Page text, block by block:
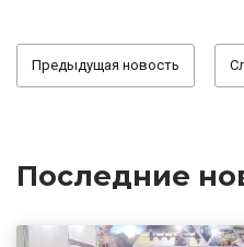
Предыдущая новость
Последние